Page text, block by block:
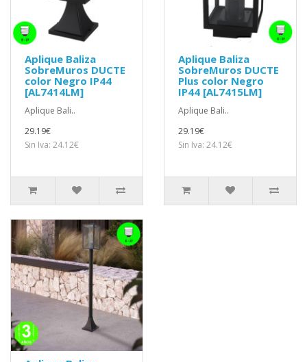
Aplique Baliza
SobreMuros DUCTE
color Negro IP44
[AL7414LM]
Aplique Bali..
29.19€
Sin Iva: 24.12€
Aplique Baliza
SobreMuros DUCTE
Plus color Negro
IP44 [AL7415LM]
Aplique Bali..
29.19€
Sin Iva: 24.12€